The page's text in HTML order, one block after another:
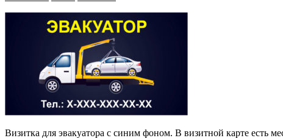
Визитка для эвакуатора с синим фоном. В визитной карте есть